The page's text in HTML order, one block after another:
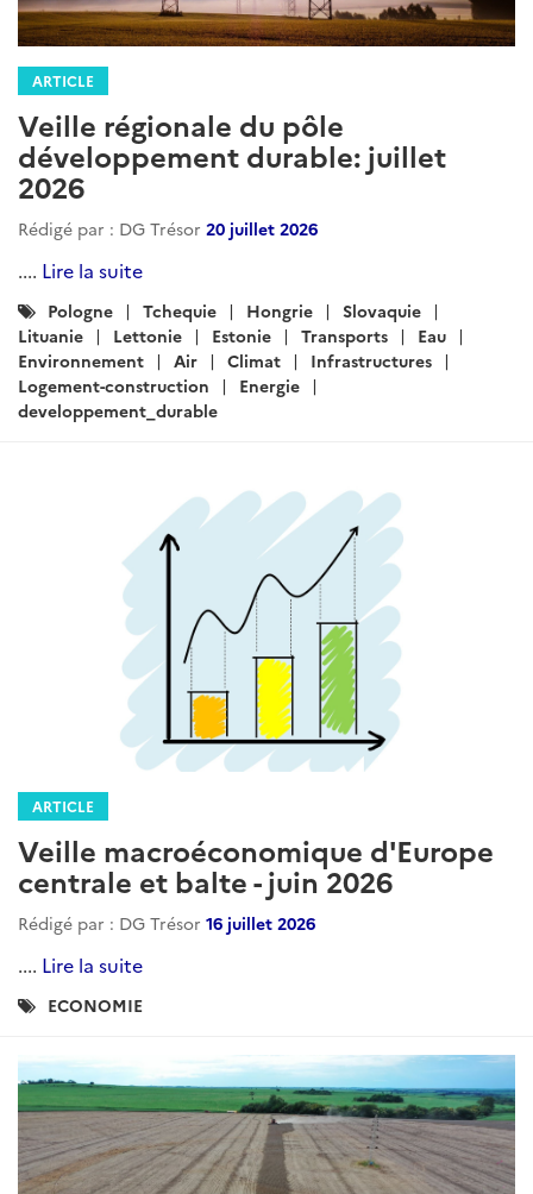
ARTICLE
Veille régionale du pôle
développement durable: juillet
2026
Rédigé par : DG Trésor 20 juillet 2026
.... Lire la suite
Catégories
:
Pologne Tchequie Hongrie
Slovaquie
Lituanie
Lettonie Estonie Transports
Eau
Environnement
Air Climat
Infrastructures
Logement-construction
Energie
developpement_durable
ARTICLE
Veille macroéconomique d'Europe
centrale et balte - juin 2026
Rédigé par : DG Trésor 16 juillet 2026
.... Lire la suite
Catégories
ECONOMIE